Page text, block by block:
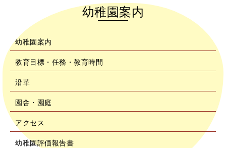
幼稚園案内
幼稚園案内
教育目標・任務・教育時間
沿革
園舎・園庭
アクセス
幼稚園評価報告書